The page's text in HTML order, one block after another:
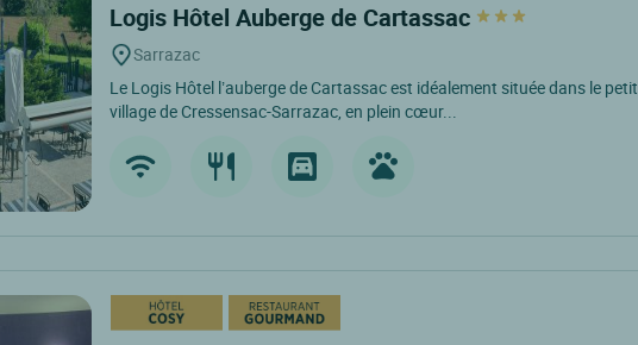
Logis Hôtel Auberge de Cartassac
Sarrazac
Le Logis Hôtel l’auberge de Cartassac est idéalement située dans le petit
village de Cressensac-Sarrazac, en plein cœur...